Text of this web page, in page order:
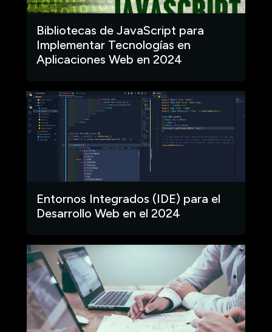
Bibliotecas de JavaScript para
Implementar Tecnologías en
Aplicaciones Web en 2024
Entornos Integrados (IDE) para el
Desarrollo Web en el 2024